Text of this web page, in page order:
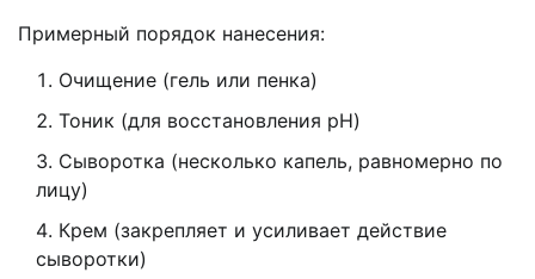
Примерный порядок нанесения:
Очищение (гель или пенка)
Тоник (для восстановления pH)
Сыворотка (несколько капель, равномерно по
лицу)
Крем (закрепляет и усиливает действие
сыворотки)